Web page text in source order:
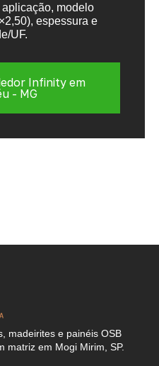
modelo
espessura e
UF.
Infinity em
- MG
madeirites e painéis OSB
matriz em Mogi Mirim, SP.